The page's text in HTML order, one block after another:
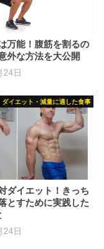
万能！腹筋を割るの
外な方法を大公開
24日
ダイエット・減量に適した食事
ダイエット！きっち
とすために実践した
24日